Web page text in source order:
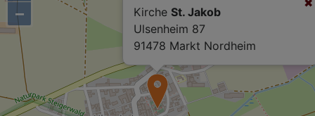
Kirche St. Jakob
Ulsenheim 87
91478 Markt Nordheim
−